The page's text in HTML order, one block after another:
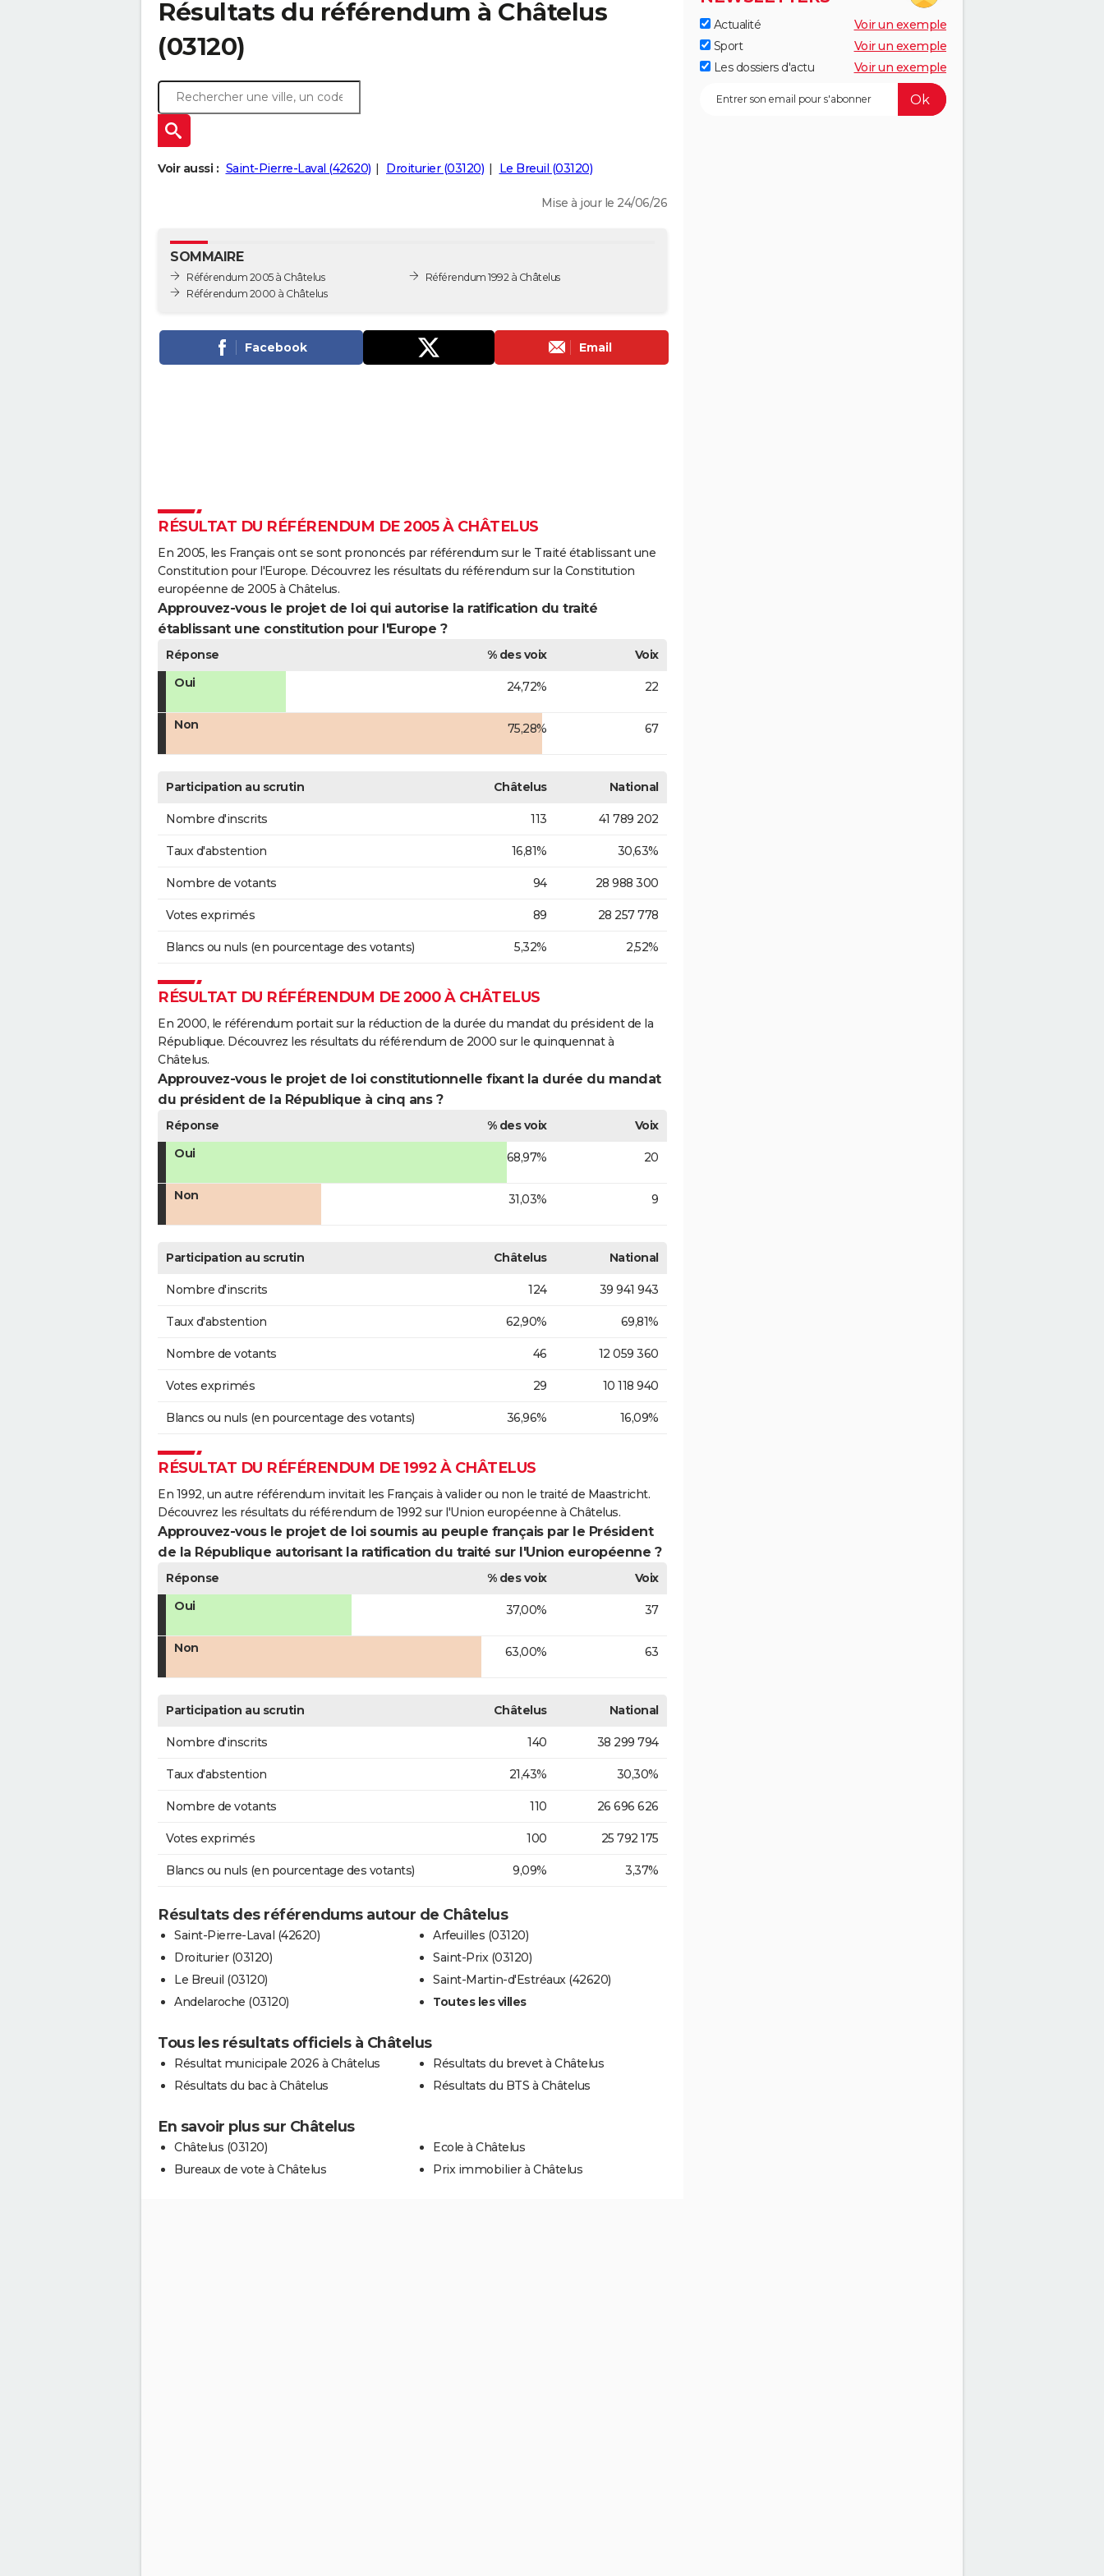
Résultats du référendum à Châtelus
(03120)
Voir aussi : Saint-Pierre-Laval (42620) Droiturier (03120) Le Breuil (03120)
Mise à jour le 24/06/26
SOMMAIRE
Référendum 2005 à Châtelus
Référendum 2000 à Châtelus
Référendum 1992 à Châtelus
Facebook Email
RÉSULTAT DU RÉFÉRENDUM DE 2005 À CHÂTELUS
En 2005, les Français ont se sont prononcés par référendum sur le Traité établissant une
Constitution pour l'Europe. Découvrez les résultats du référendum sur la Constitution
européenne de 2005 à Châtelus.
Approuvez-vous le projet de loi qui autorise la ratification du traité
établissant une constitution pour l'Europe ?
Réponse % des voix
Voix
Oui
24,72% 22
Non 75,28% 67
Participation au scrutin Châtelus National
Nombre d'inscrits 113 41 789 202
Taux d'abstention 16,81% 30,63%
Nombre de votants 94 28 988 300
Votes exprimés 89 28 257 778
Blancs ou nuls (en pourcentage des votants) 5,32% 2,52%
RÉSULTAT DU RÉFÉRENDUM DE 2000 À CHÂTELUS
En 2000, le référendum portait sur la réduction de la durée du mandat du président de la
République. Découvrez les résultats du référendum de 2000 sur le quinquennat à
Châtelus.
Approuvez-vous le projet de loi constitutionnelle fixant la durée du mandat
du président de la République à cinq ans ?
Réponse % des voix
Voix
Oui
68,97% 20
Non 31,03% 9
Participation au scrutin Châtelus National
Nombre d'inscrits 124 39 941 943
Taux d'abstention 62,90% 69,81%
Nombre de votants 46 12 059 360
Votes exprimés 29 10 118 940
Blancs ou nuls (en pourcentage des votants) 36,96% 16,09%
RÉSULTAT DU RÉFÉRENDUM DE 1992 À CHÂTELUS
En 1992, un autre référendum invitait les Français à valider ou non le traité de Maastricht.
Découvrez les résultats du référendum de 1992 sur l'Union européenne à Châtelus.
Approuvez-vous le projet de loi soumis au peuple français par le Président
de la République autorisant la ratification du traité sur l'Union européenne ?
Réponse % des voix
Voix
Oui
37,00% 37
Non 63,00% 63
Participation au scrutin Châtelus National
Nombre d'inscrits 140 38 299 794
Taux d'abstention 21,43% 30,30%
Nombre de votants 110 26 696 626
Votes exprimés 100 25 792 175
Blancs ou nuls (en pourcentage des votants) 9,09% 3,37%
Résultats des référendums autour de Châtelus
Saint-Pierre-Laval (42620)
Droiturier (03120)
Le Breuil (03120)
Andelaroche (03120)
Arfeuilles (03120)
Saint-Prix (03120)
Saint-Martin-d'Estréaux (42620)
Toutes les villes
Tous les résultats officiels à Châtelus
Résultat municipale 2026 à Châtelus
Résultats du bac à Châtelus
Résultats du brevet à Châtelus
Résultats du BTS à Châtelus
En savoir plus sur Châtelus
Châtelus (03120)
Bureaux de vote à Châtelus
Ecole à Châtelus
Prix immobilier à Châtelus
Actualité
Voir un exemple
Sport
Voir un exemple
Les dossiers d'actu
Voir un exemple